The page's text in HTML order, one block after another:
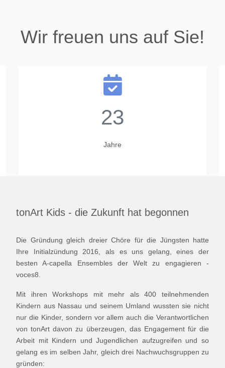
Wir freuen uns auf Sie!
23
Jahre
tonArt Kids - die Zukunft hat begonnen
Die Gründung gleich dreier Chöre für die Jüngsten hatte
Ihre Initialzündung 2016, als es uns gelang, eines der
besten A-capella Ensembles der Welt zu engagieren -
voces8.
Mit ihren Workshops mit mehr als 400 teilnehmenden
Kindern aus Nassau und seinem Umland wussten sie nicht
nur die Kinder, sondern vor allem auch die Verantwortlichen
von tonArt davon zu überzeugen, das Engagement für die
Arbeit mit Kindern und Jugendlichen aufzugreifen und so
gelang es im selben Jahr, gleich drei Nachwuchsgruppen zu
gründen: